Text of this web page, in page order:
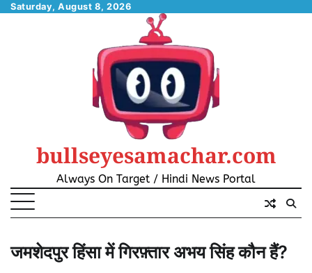
SkipSaturday, August 8, 2026
bullseyesamachar.com
Always On Target / Hindi News Portal
जमशेदपुर हिंसा में गिरफ़्तार अभय सिंह कौन हैं?